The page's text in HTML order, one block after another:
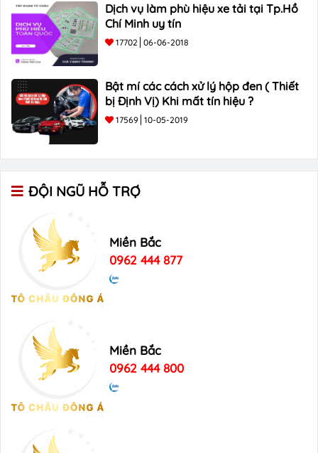
Dịch vụ làm phù hiệu xe tải tại Tp.Hồ
Chí Minh uy tín
17702 06-06-2018
Bật mí các cách xử lý hộp đen ( Thiết
bị Định Vị) Khi mất tín hiệu ?
17569 10-05-2019
ĐỘI NGŨ HỖ TRỢ
Miền Bắc
0962 444 877
Miền Bắc
0962 444 800